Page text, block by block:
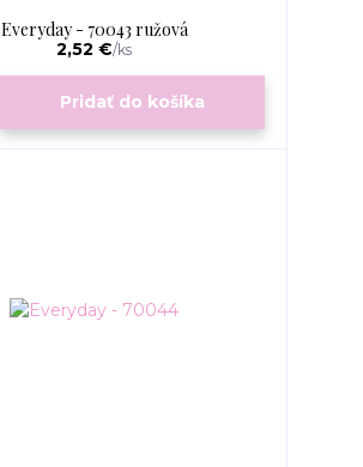
Everyday - 70043 ružová
2,52 €/ks
Pridať do košíka